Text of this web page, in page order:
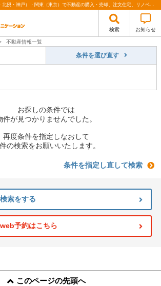
プライスダウン ｜関西（大阪・北摂・神戸）・関東（東京）で不動産の購入・売却、注文住宅、リノベーションの事なら株式会社ハウスコミュニケーション
検索 お知らせ
不動産情報一覧
条件を選び直す
お探しの条件では
件が見つかりませんでした。
再度条件を指定しなおして
の検索をお願いいたします。
条件を指定し直して検索
索をする
予約はこちら
このページの先頭へ